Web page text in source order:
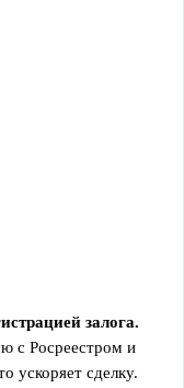
залога.
с Росреестром и
ускоряет сделку.